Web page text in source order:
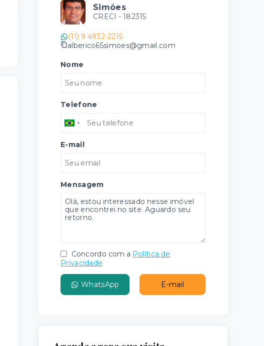
Simões
CRECI - 182315
(11) 9 4932-2215
alberico65simoes@gmail.com
Nome
Telefone
E-mail
Mensagem
Concordo com a Política de
Privacidade
WhatsApp E-mail